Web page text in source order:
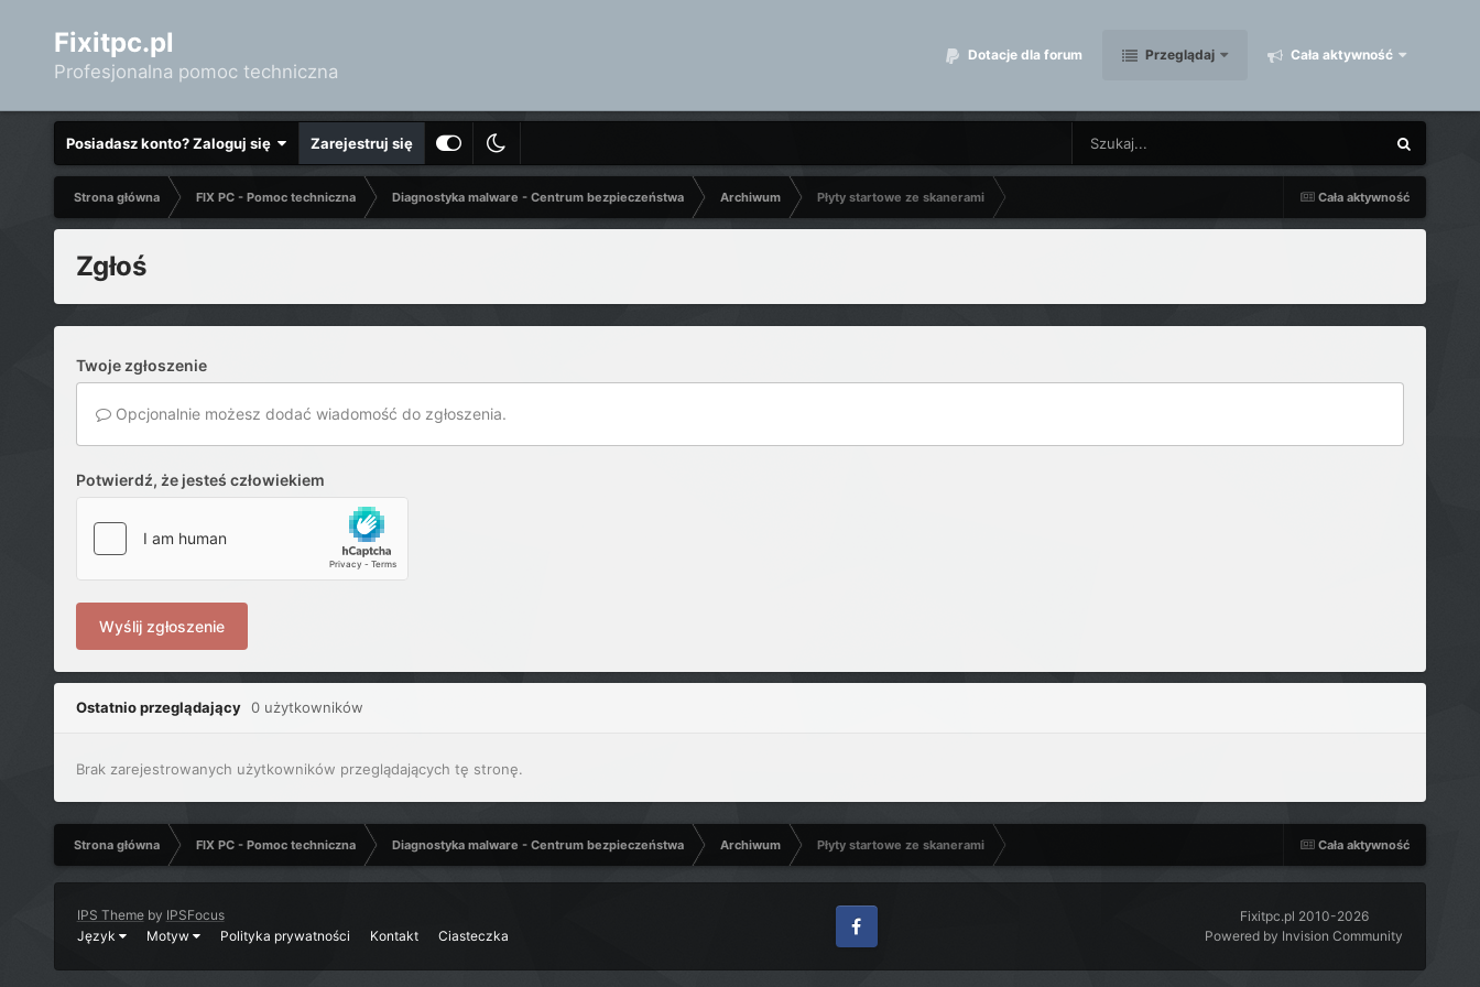
Fixitpc.pl
Profesjonalna pomoc techniczna
Dotacje dla forum Przeglądaj Cała aktywność
Posiadasz konto? Zaloguj się Zarejestruj się
Cała aktywność
Strona główna FIX PC - Pomoc techniczna Diagnostyka malware - Centrum bezpieczeństwa Archiwum Płyty startowe ze skanerami
Zgłoś
Twoje zgłoszenie
Opcjonalnie możesz dodać wiadomość do zgłoszenia.
Potwierdź, że jesteś człowiekiem
Wyślij zgłoszenie
Ostatnio przeglądający 0 użytkowników
Brak zarejestrowanych użytkowników przeglądających tę stronę.
Cała aktywność
Strona główna FIX PC - Pomoc techniczna Diagnostyka malware - Centrum bezpieczeństwa Archiwum Płyty startowe ze skanerami
IPS Themeby IPSFocus
Język
Motyw Polityka prywatności Kontakt Ciasteczka
Facebook
Fixitpc.pl 2010-2026
Powered by Invision Community